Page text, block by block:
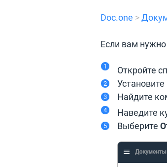
Doc.one >
Если вам
Откройте
Найдите
Наведите
Выберите